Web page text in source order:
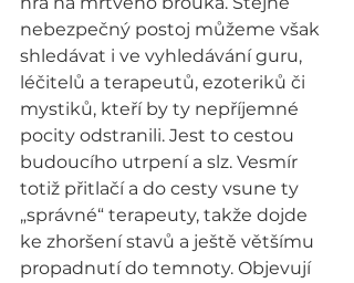
nebezpečný postoj můžeme však
shledávat i ve vyhledávání guru,
léčitelů a terapeutů, ezoteriků či
mystiků, kteří by ty nepříjemné
pocity odstranili. Jest to cestou
budoucího utrpení a slz. Vesmír
totiž přitlačí a do cesty vsune ty
„správné“ terapeuty, takže dojde
ke zhoršení stavů a ještě většímu
propadnutí do temnoty. Objevují